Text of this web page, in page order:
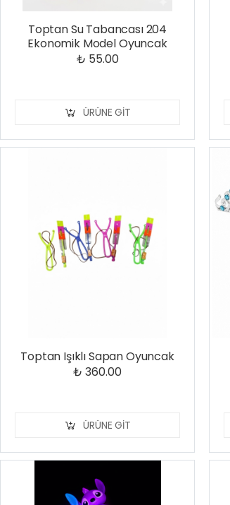
Toptan Su Tabancası 204
Ekonomik Model Oyuncak
₺ 55.00
ÜRÜNE GIT
Toptan Işıklı Sapan Oyuncak
₺ 360.00
ÜRÜNE GIT